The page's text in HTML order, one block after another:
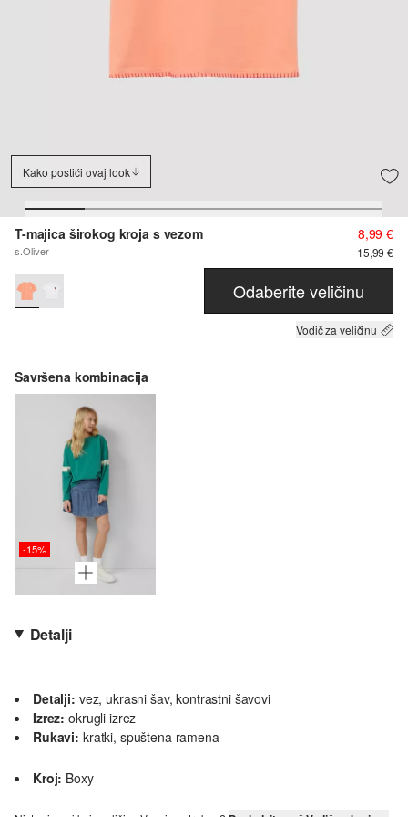
Kako postići ovaj look
T-majica širokog kroja s vezom
s.Oliver
8,99 €
15,99 €
Odaberite veličinu
Vodič za veličinu
Savršena kombinacija
-15%
Detalji
Detalji: vez, ukrasni šav, kontrastni šavovi
Izrez: okrugli izrez
Rukavi: kratki, spuštena ramena
Kroj: Boxy